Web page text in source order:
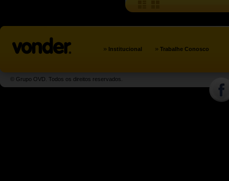
» Institucional » Trabalhe Conosco
© Grupo OVD. Todos os direitos reservados.